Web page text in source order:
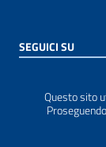
Questo sito
SEGUICI SU
WordPress
Prototipo per